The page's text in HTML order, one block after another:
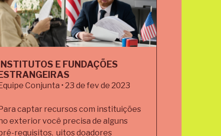
E FUNDAÇÕES
Conjunta • 23 de fev de 2023
captar recursos com instituições
exterior você precisa de alguns
requisitos. uitos doadores